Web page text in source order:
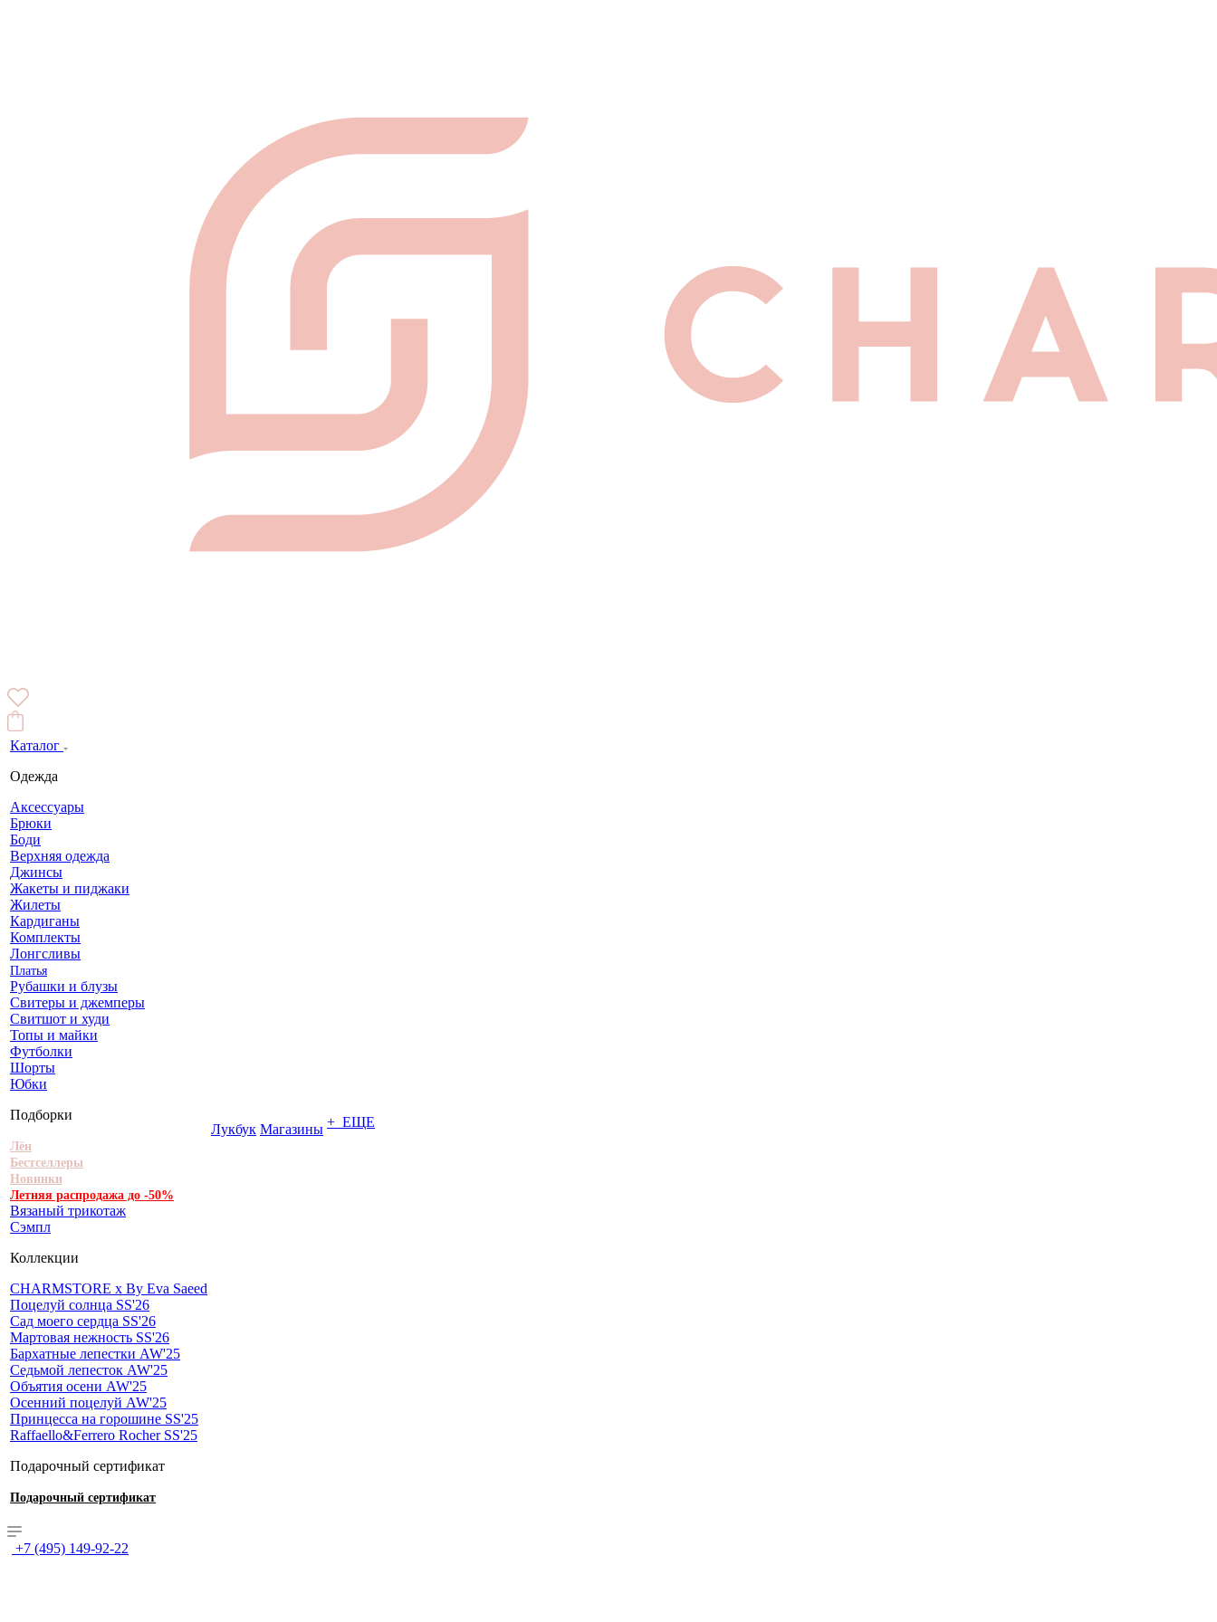
Каталог
Одежда
Аксессуары
Брюки
Боди
Верхняя одежда
Джинсы
Жакеты и пиджаки
Жилеты
Кардиганы
Комплекты
Лонгсливы
Платья
Рубашки и блузы
Свитеры и джемперы
Свитшот и худи
Топы и майки
Футболки
Шорты
Юбки
Подборки
Лён
Бестселлеры
Новинки
Летняя распродажа до -50%
Вязаный трикотаж
Сэмпл
Коллекции
CHARMSTORE х By Eva Saeed
Поцелуй солнца SS'26
Сад моего сердца SS'26
Мартовая нежность SS'26
Бархатные лепестки AW'25
Седьмой лепесток AW'25
Объятия осени AW'25
Осенний поцелуй AW'25
Принцесса на горошине SS'25
Raffaello&Ferrero Rocher SS'25
Подарочный сертификат
Подарочный сертификат
Лукбук Магазины + ЕЩЕ
+7 (495) 149-92-22